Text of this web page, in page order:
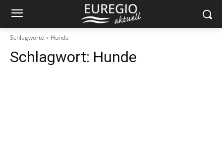
Schlagworte Hunde
Schlagwort: Hunde